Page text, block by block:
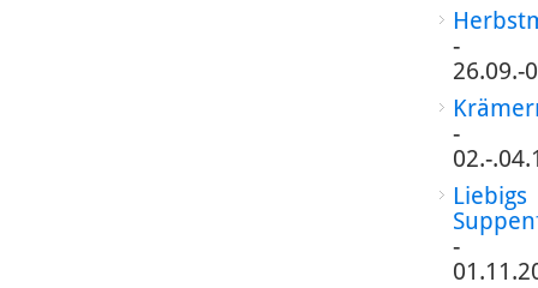
-
26.09.-
-
02.-
Liebigs
-